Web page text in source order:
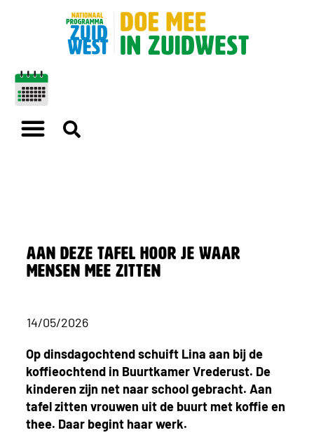
Aan deze tafel hoor je waar
mensen mee zitten
14/05/2026
Op dinsdagochtend schuift Lina aan bij de
koffieochtend in Buurtkamer Vrederust. De
kinderen zijn net naar school gebracht. Aan
tafel zitten vrouwen uit de buurt met koffie en
thee. Daar begint haar werk.